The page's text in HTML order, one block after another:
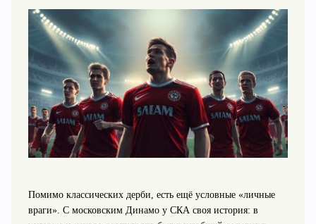
Помимо классических дерби, есть ещё условные «личные
враги». С московским Динамо у СКА своя история: в